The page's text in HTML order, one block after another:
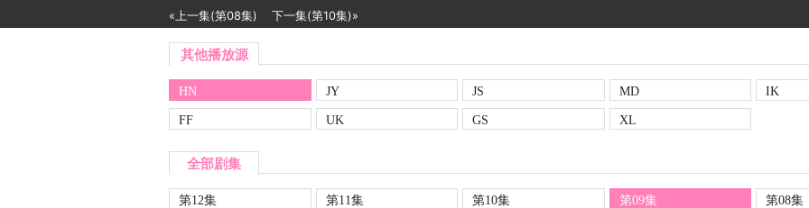
«上一集(第08集) 下一集(第10集)»
其他播放源
HN JY JS MD
IK
FF
UK GS XL
全部剧集
第12集 第11集 第10集 第09集
第08集